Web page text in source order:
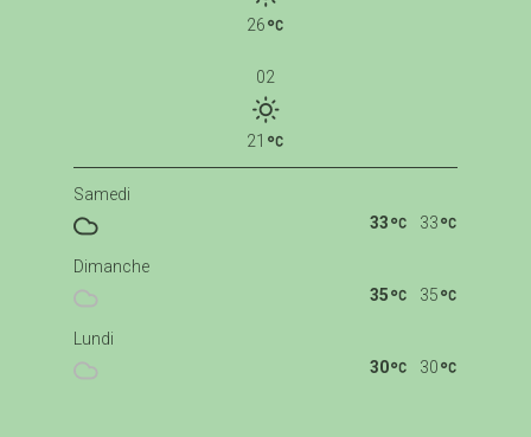
26
02
21
Samedi
33
33
Dimanche
35
35
Lundi
30
30